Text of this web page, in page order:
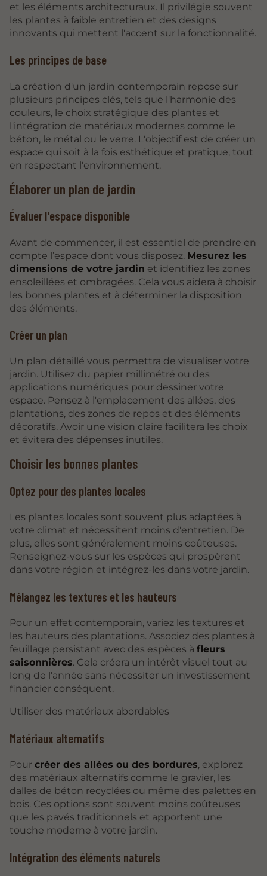
et les éléments architecturaux. Il privilégie souvent
les plantes à faible entretien et des designs
innovants qui mettent l'accent sur la fonctionnalité.
Les principes de base
La création d'un jardin contemporain repose sur
plusieurs principes clés, tels que l'harmonie des
couleurs, le choix stratégique des plantes et
l'intégration de matériaux modernes comme le
béton, le métal ou le verre. L'objectif est de créer un
espace qui soit à la fois esthétique et pratique, tout
en respectant l'environnement.
Élaborer un plan de jardin
Évaluer l'espace disponible
Avant de commencer, il est essentiel de prendre en
compte l’espace dont vous disposez. Mesurez les
dimensions de votre jardin et identifiez les zones
ensoleillées et ombragées. Cela vous aidera à choisir
les bonnes plantes et à déterminer la disposition
des éléments.
Créer un plan
Un plan détaillé vous permettra de visualiser votre
jardin. Utilisez du papier millimétré ou des
applications numériques pour dessiner votre
espace. Pensez à l'emplacement des allées, des
plantations, des zones de repos et des éléments
décoratifs. Avoir une vision claire facilitera les choix
et évitera des dépenses inutiles.
Choisir les bonnes plantes
Optez pour des plantes locales
Les plantes locales sont souvent plus adaptées à
votre climat et nécessitent moins d'entretien. De
plus, elles sont généralement moins coûteuses.
Renseignez-vous sur les espèces qui prospèrent
dans votre région et intégrez-les dans votre jardin.
Mélangez les textures et les hauteurs
Pour un effet contemporain, variez les textures et
les hauteurs des plantations. Associez des plantes à
feuillage persistant avec des espèces à fleurs
saisonnières. Cela créera un intérêt visuel tout au
long de l'année sans nécessiter un investissement
financier conséquent.
Utiliser des matériaux abordables
Matériaux alternatifs
Pour créer des allées ou des bordures, explorez
des matériaux alternatifs comme le gravier, les
dalles de béton recyclées ou même des palettes en
bois. Ces options sont souvent moins coûteuses
que les pavés traditionnels et apportent une
touche moderne à votre jardin.
Intégration des éléments naturels